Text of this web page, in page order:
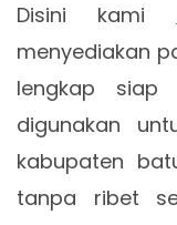
Disini kami
menyediakan
lengkap siap
digunakan
kabupaten
tanpa ribet